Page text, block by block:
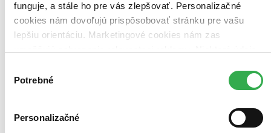
funguje, a stále ho pre vás zlepšovať. Personalizačné
cookies nám dovoľujú prispôsobovať stránku pre vašu
lepšiu orientáciu. Marketingové cookies nám zas
keby sme mohli používať všetky tieto cookies. Ďakujeme!
súhlasu
Potrebné
Personalizačné